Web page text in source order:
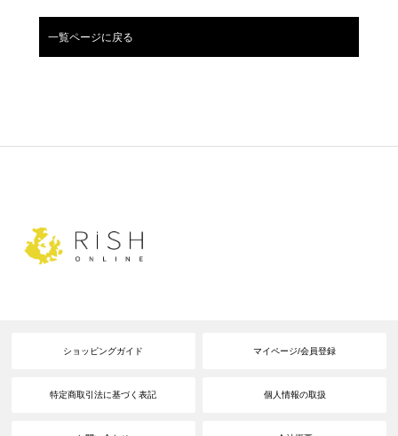
一覧ページに戻る
ショッピングガイド マイページ/会員登録
特定商取引法に基づく表記 個人情報の取扱